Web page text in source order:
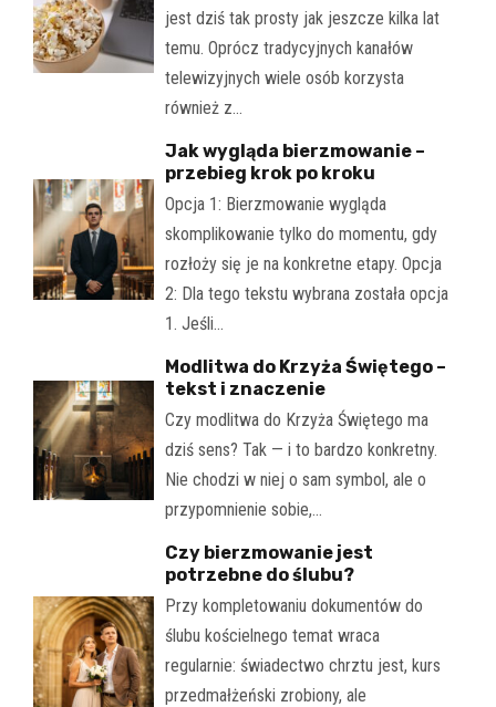
jest dziś tak prosty jak jeszcze kilka lat
temu. Oprócz tradycyjnych kanałów
telewizyjnych wiele osób korzysta
również z…
Jak wygląda bierzmowanie –
przebieg krok po kroku
Opcja 1: Bierzmowanie wygląda
skomplikowanie tylko do momentu, gdy
rozłoży się je na konkretne etapy. Opcja
2: Dla tego tekstu wybrana została opcja
1. Jeśli…
Modlitwa do Krzyża Świętego –
tekst i znaczenie
Czy modlitwa do Krzyża Świętego ma
dziś sens? Tak — i to bardzo konkretny.
Nie chodzi w niej o sam symbol, ale o
przypomnienie sobie,…
Czy bierzmowanie jest
potrzebne do ślubu?
Przy kompletowaniu dokumentów do
ślubu kościelnego temat wraca
regularnie: świadectwo chrztu jest, kurs
przedmałżeński zrobiony, ale